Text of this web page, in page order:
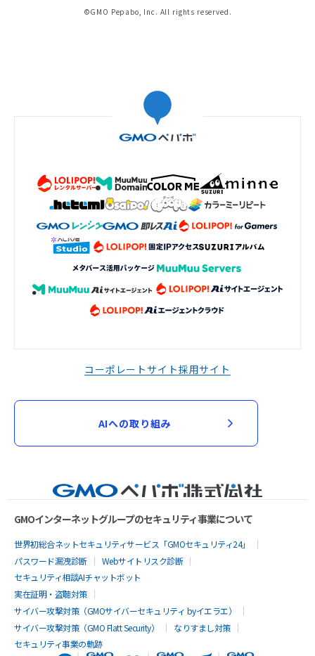
©GMO Pepabo, Inc. All rights reserved.
コーポレートサイト採用サイト
AIへの取り組み
GMOインターネットグループのセキュリティ事業について
世界初総合ネットセキュリティサービス「GMOセキュリティ24」
パスワード漏洩診断
Webサイトリスク診断
セキュリティ相談AIチャットボット
実在証明・盗聴対策
サイバー攻撃対策（GMOサイバーセキュリティ byイエラエ）
サイバー攻撃対策（GMO Flatt Security）
なりすまし対策
セキュリティ事業の軌跡